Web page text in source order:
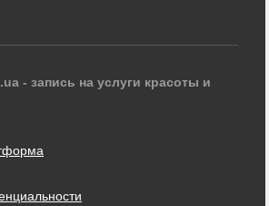
- запись на услуги красоты и